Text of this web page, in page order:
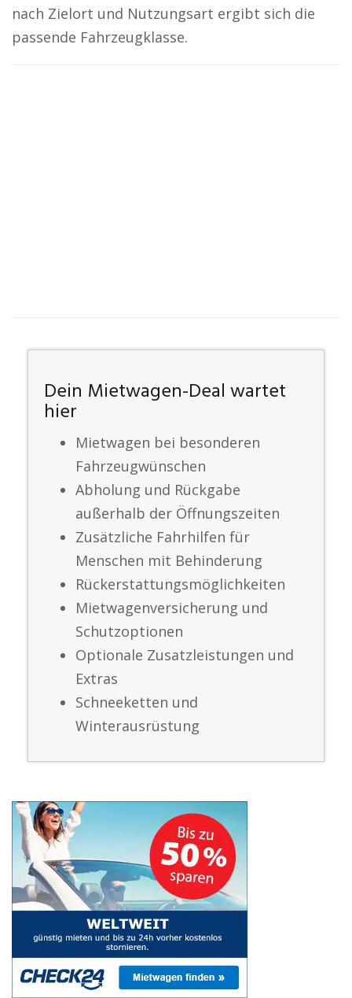
nach Zielort und Nutzungsart ergibt sich die
passende Fahrzeugklasse.
Dein Mietwagen-Deal wartet
hier
Mietwagen bei besonderen
Fahrzeugwünschen
Abholung und Rückgabe
außerhalb der Öffnungszeiten
Zusätzliche Fahrhilfen für
Menschen mit Behinderung
Rückerstattungsmöglichkeiten
Mietwagenversicherung und
Schutzoptionen
Optionale Zusatzleistungen und
Extras
Schneeketten und
Winterausrüstung